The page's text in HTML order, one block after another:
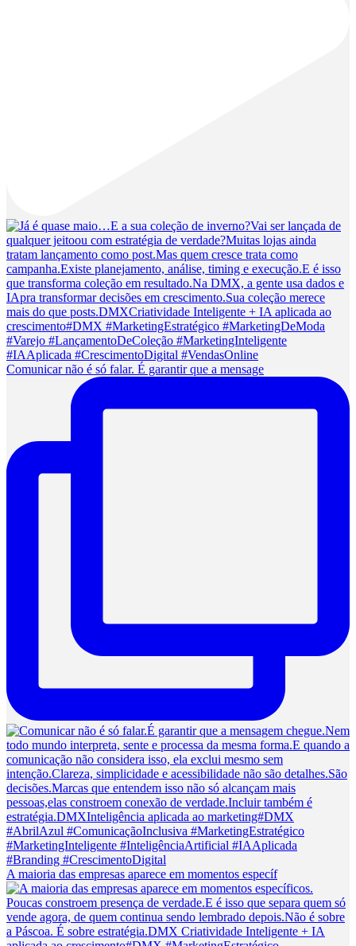
Comunicar não é só falar. É garantir que a mensage
A maioria das empresas aparece em momentos específ